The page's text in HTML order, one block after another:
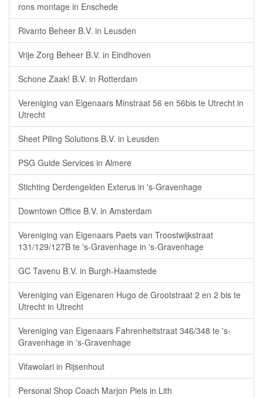
rons montage in Enschede
Rivanto Beheer B.V. in Leusden
Vrije Zorg Beheer B.V. in Eindhoven
Schone Zaak! B.V. in Rotterdam
Vereniging van Eigenaars Minstraat 56 en 56bis te Utrecht in
Utrecht
Sheet Piling Solutions B.V. in Leusden
PSG Guide Services in Almere
Stichting Derdengelden Exterus in 's-Gravenhage
Downtown Office B.V. in Amsterdam
Vereniging van Eigenaars Paets van Troostwijkstraat
131/129/127B te 's-Gravenhage in 's-Gravenhage
GC Tavenu B.V. in Burgh-Haamstede
Vereniging van Eigenaren Hugo de Grootstraat 2 en 2 bis te
Utrecht in Utrecht
Vereniging van Eigenaars Fahrenheitstraat 346/348 te 's-
Gravenhage in 's-Gravenhage
Vifawolari in Rijsenhout
Personal Shop Coach Marjon Piels in Lith